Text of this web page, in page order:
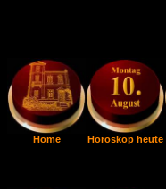
Home Horoskop heute